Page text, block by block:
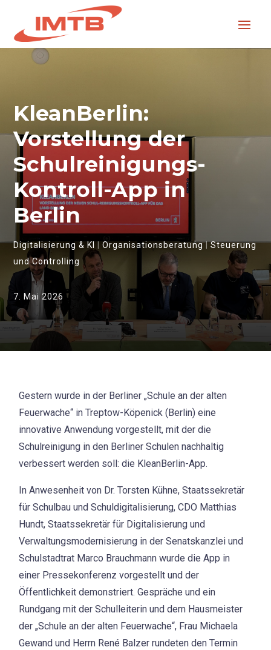
KleanBerlin:
Vorstellung der
Schulreinigungs-
Kontroll-App in
Berlin
Digitalisierung & KI |Organisationsberatung|Steuerung
und Controlling
7. Mai 2026
Gestern wurde in der Berliner „Schule an der alten
Feuerwache“ in Treptow-Köpenick (Berlin) eine
innovative Anwendung vorgestellt, mit der die
Schulreinigung in den Berliner Schulen nachhaltig
verbessert werden soll: die KleanBerlin-App.
In Anwesenheit von Dr. Torsten Kühne, Staatssekretär
für Schulbau und Schuldigitalisierung, CDO Matthias
Hundt, Staatssekretär für Digitalisierung und
Verwaltungsmodernisierung in der Senatskanzlei und
Schulstadtrat Marco Brauchmann wurde die App in
einer Pressekonferenz vorgestellt und der
Öffentlichkeit demonstriert. Gespräche und ein
Rundgang mit der Schulleiterin und dem Hausmeister
der „Schule an der alten Feuerwache“, Frau Michaela
Gewand und Herrn René Balzer rundeten den Termin